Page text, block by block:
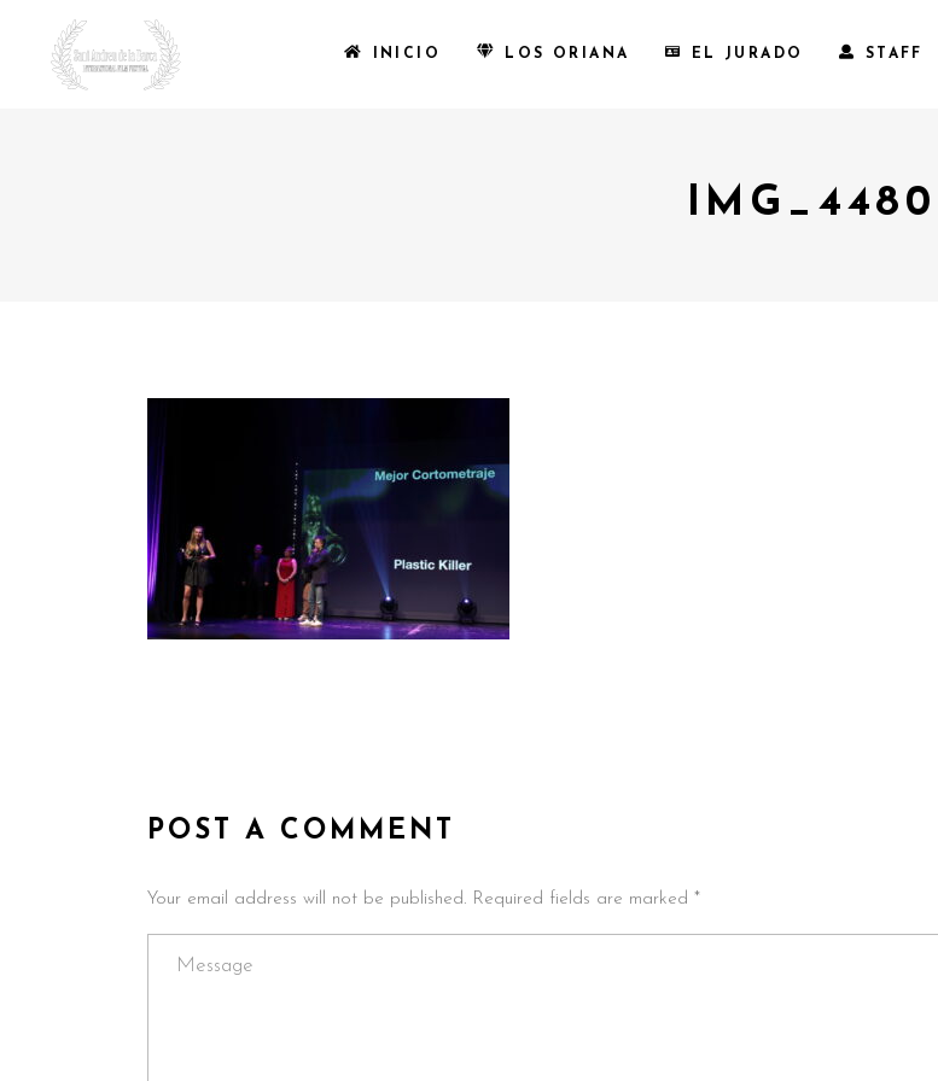
INICIO LOS ORIANA EL JURADO STAFF
IMG_4480
POST A COMMENT
Your email address will not be published. Required fields are marked *